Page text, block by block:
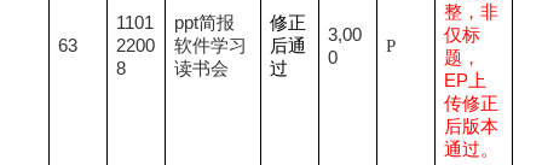
63
1101
2200
8
ppt简报
软件学习
读书会
修正
后通
过
3,00
0
P
整，非
仅标
题，
EP 上
传修正
后版本
通过。